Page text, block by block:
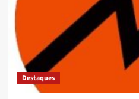
Destaques